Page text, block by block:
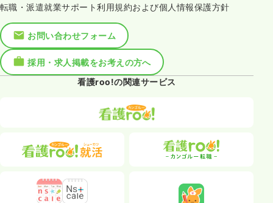
転職・派遣就業サポート利用規約および個人情報保護方針
お問い合わせフォーム
採用・求人掲載をお考えの方へ
看護roo!の関連サービス